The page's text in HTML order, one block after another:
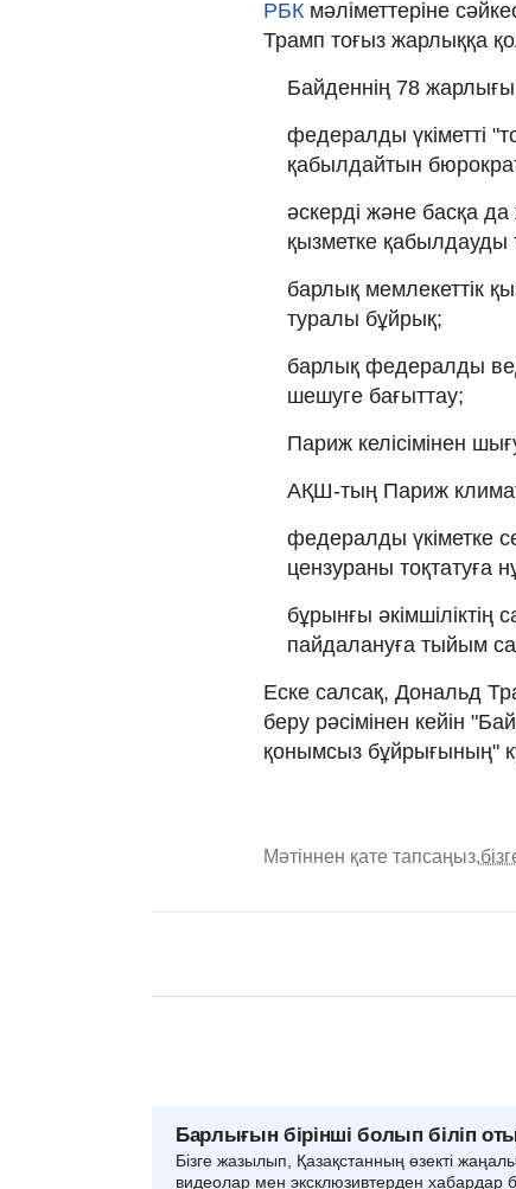
РБК мәліметтеріне
Трамп тоғыз жарлыққа
Байденнің 78
федералды үкіметті
қабылдайтын
әскерді және басқа
қызметке қабылдауды
барлық мемлекеттік
туралы бұйрық;
барлық федералды
шешуге бағыттау;
Париж келісімінен
АҚШ-тың Париж
федералды үкіметке
цензураны тоқтатуға
бұрынғы әкімшіліктің
пайдалануға тыйым
Еске салсақ, Дональд
беру рәсімінен кейін
қонымсыз бұйрығының"
Мәтіннен қате тапсаңыз,
Барлығын бірінші болып біліп
Бізге жазылып, Қазақстанның өзекті
видеолар мен эксклюзивтерден хабардар